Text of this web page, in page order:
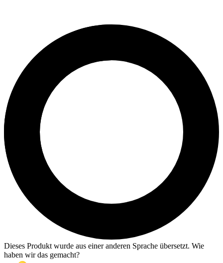
Dieses Produkt wurde aus einer anderen Sprache übersetzt. Wie
haben wir das gemacht?